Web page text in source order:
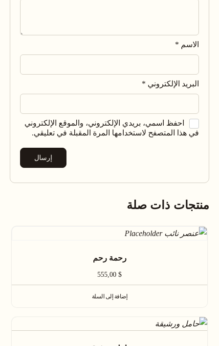
الاسم *
البريد الإلكتروني *
احفظ اسمي، بريدي الإلكتروني، والموقع الإلكتروني
في هذا المتصفح لاستخدامها المرة المقبلة في تعليقي.
منتجات ذات صلة
رحمة رحم
555,00 $
إضافة إلى السلة